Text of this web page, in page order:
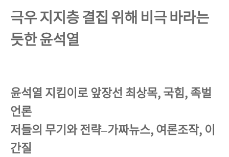
극우 지지층 결집 위해 비극 바라는
듯한 윤석열
윤석열 지킴이로 앞장선 최상목, 국힘, 족벌
언론
저들의 무기와 전략–가짜뉴스, 여론조작, 이
간질